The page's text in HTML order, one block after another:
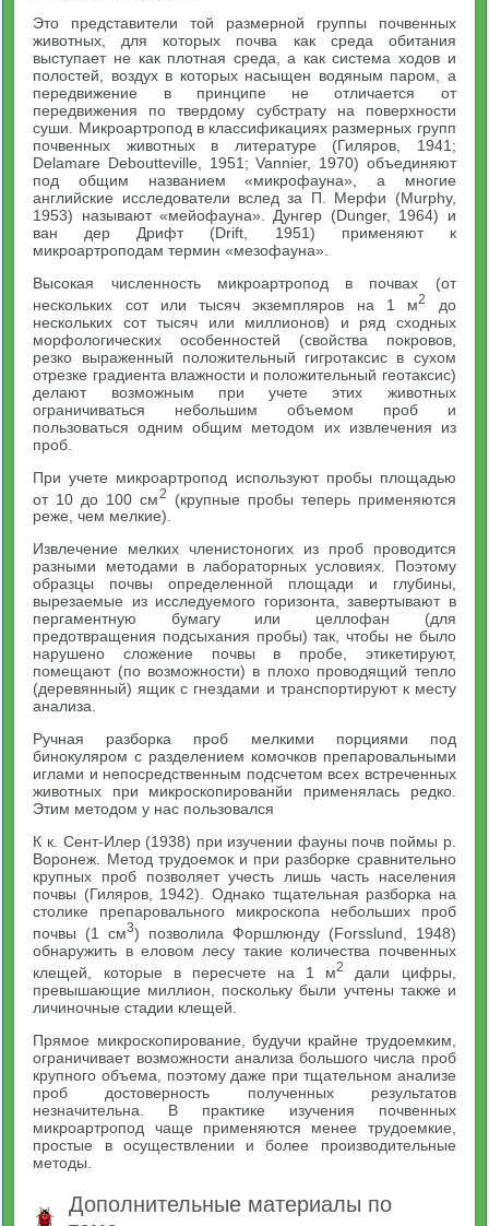
Это представители той размерной группы почвенных
животных, для которых почва как среда обитания
выступает не как плотная среда, а как система ходов и
полостей, воздух в которых насыщен водяным паром, а
передвижение в принципе не отличается от
передвижения по твердому субстрату на поверхности
суши. Микроартропод в классификациях размерных групп
почвенных животных в литературе (Гиляров, 1941;
Delamare Deboutteville, 1951; Vannier, 1970) объединяют
под общим названием «микрофауна», а многие
английские исследователи вслед за П. Мерфи (Murphy,
1953) называют «мейофауна». Дунгер (Dunger, 1964) и
ван дер Дрифт (Drift, 1951) применяют к
микроартроподам термин «мезофауна».
Высокая численность микроартропод в почвах (от
нескольких сот или тысяч экземпляров на 1 м2
до
нескольких сот тысяч или миллионов) и ряд сходных
морфологических особенностей (свойства покровов,
резко выраженный положительный гигротаксис в сухом
отрезке градиента влажности и положительный геотаксис)
делают возможным при учете этих животных
ограничиваться небольшим объемом проб и
пользоваться одним общим методом их извлечения из
проб.
При учете микроартропод используют пробы площадью
от 10 до 100 см2
(крупные пробы теперь применяются
реже, чем мелкие).
Извлечение мелких членистоногих из проб проводится
разными методами в лабораторных условиях. Поэтому
образцы почвы определенной площади и глубины,
вырезаемые из исследуемого горизонта, завертывают в
пергаментную бумагу или целлофан (для
предотвращения подсыхания пробы) так, чтобы не было
нарушено сложение почвы в пробе, этикетируют,
помещают (по возможности) в плохо проводящий тепло
(деревянный) ящик с гнездами и транспортируют к месту
анализа.
Ручная разборка проб мелкими порциями под
бинокуляром с разделением комочков препаровальными
иглами и непосредственным подсчетом всех встреченных
животных при микроскопированйи применялась редко.
Этим методом у нас пользовался
К к. Сент-Илер (1938) при изучении фауны почв поймы р.
Воронеж. Метод трудоемок и при разборке сравнительно
крупных проб позволяет учесть лишь часть населения
почвы (Гиляров, 1942). Однако тщательная разборка на
столике препаровального микроскопа небольших проб
почвы (1 см3) позволила Форшлюнду (Forsslund, 1948)
обнаружить в еловом лесу такие количества почвенных
клещей, которые в пересчете на 1 м2
дали цифры,
превышающие миллион, поскольку были учтены также и
личиночные стадии клещей.
Прямое микроскопирование, будучи крайне трудоемким,
ограничивает возможности анализа большого числа проб
крупного объема, поэтому даже при тщательном анализе
проб достоверность полученных результатов
незначительна. В практике изучения почвенных
микроартропод чаще применяются менее трудоемкие,
простые в осуществлении и более производительные
методы.
Дополнительные материалы по